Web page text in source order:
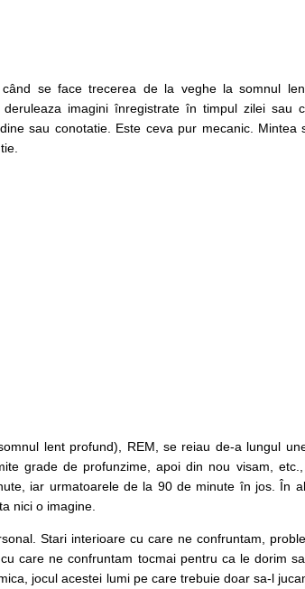
se face trecerea de la veghe la somnul
imagini înregistrate în timpul zilei sau
sau conotatie. Este ceva pur mecanic. Mintea
lent profund), REM, se reiau de-a lungul
grade de profunzime, apoi din nou visam,
iar urmatoarele de la 90 de minute în jos. În
nici o imagine.
Stari interioare cu care ne confruntam,
care ne confruntam tocmai pentru ca le dorim
jocul acestei lumi pe care trebuie doar sa-l